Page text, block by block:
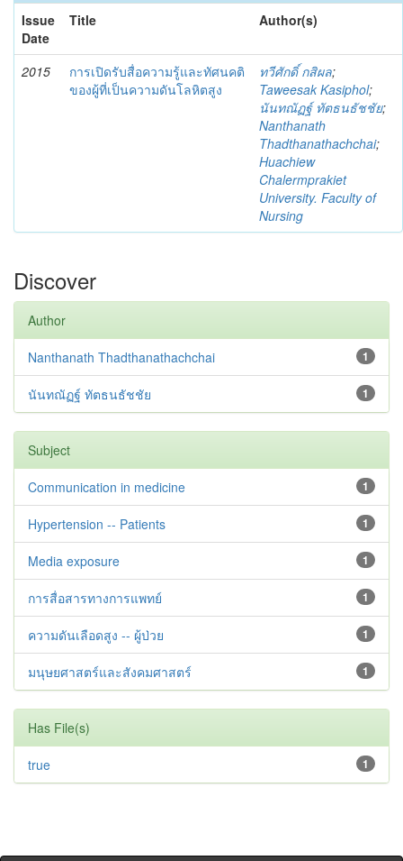
Issue
Date
Title Author(s)
2015
การเปิดรับสื่อความรู้และทัศนคติ
ของผู้ที่เป็นความดันโลหิตสูง
ทวีศักดิ์ กสิผล;
Taweesak Kasiphol;
นันทณัฏฐ์ ทัตธนธัชชัย;
Nanthanath
Thadthanathachchai;
Huachiew
Chalermprakiet
University. Faculty of
Nursing
Discover
Author
1
Nanthanath Thadthanathachchai
1
นันทณัฏฐ์ ทัตธนธัชชัย
Subject
1
Communication in medicine
1
Hypertension -- Patients
1
Media exposure
1
การสื่อสารทางการแพทย์
1
ความดันเลือดสูง -- ผู้ป่วย
1
มนุษยศาสตร์และสังคมศาสตร์
Has File(s)
1
true